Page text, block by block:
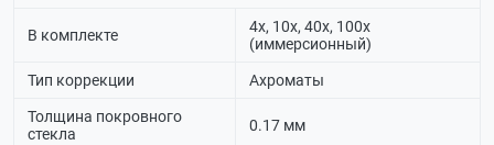
В комплекте
4x, 10x, 40x, 100х
(иммерсионный)
Тип коррекции Ахроматы
Толщина покровного
стекла
0.17 мм